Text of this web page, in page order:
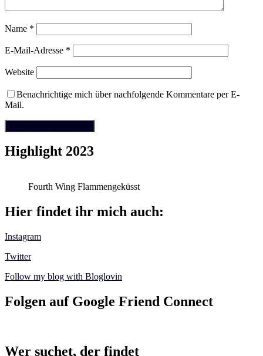
Name *
E-Mail-Adresse *
Website
Benachrichtige mich über nachfolgende Kommentare per E-
Mail.
Highlight 2023
Fourth Wing Flammengeküsst
Hier findet ihr mich auch:
Instagram
Twitter
Follow my blog with Bloglovin
Folgen auf Google Friend Connect
Wer suchet, der findet